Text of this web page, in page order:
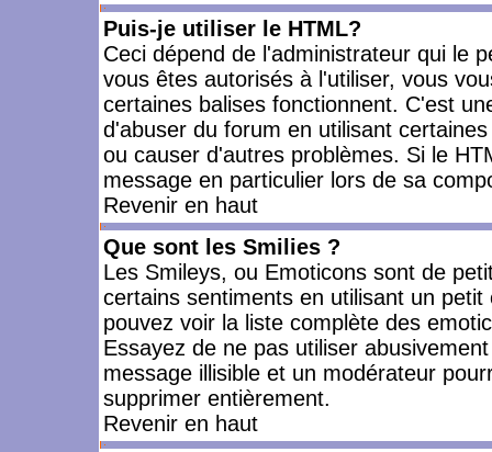
Puis-je utiliser le HTML?
Ceci dépend de l'administrateur qui le
vous êtes autorisés à l'utiliser, vous
certaines balises fonctionnent. C'est
d'abuser du forum en utilisant
ou causer d'autres problèmes. Si le
message en particulier lors de sa
Revenir en haut
Que sont les Smilies ?
Les Smileys, ou Emoticons sont de
certains sentiments en utilisant un
pouvez voir la liste complète des
Essayez de ne pas utiliser
message illisible et un modérateur
supprimer entièrement.
Revenir en haut